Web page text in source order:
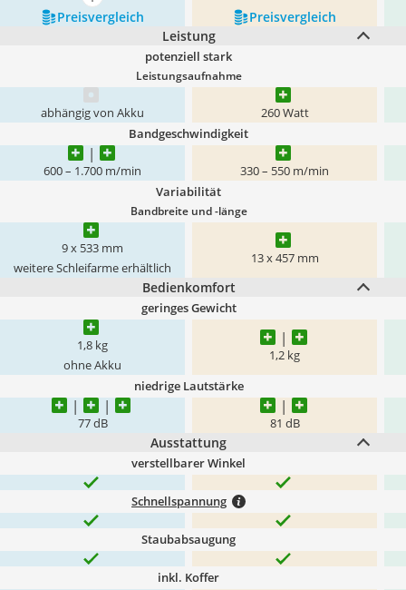
Preis­vergleich
Preis­vergleich
Leistung
potenziell stark
Leistungsaufnahme
abhängig von Akku 260 Watt
Bandgeschwindigkeit
600 – 1.700 m/min 330 – 550 m/min
Variabilität
Bandbreite und -länge
9 x 533 mm
weitere Schleifarme erhältlich
13 x 457 mm
Bedienkomfort
geringes Gewicht
1,8 kg
ohne Akku
1,2 kg
niedrige Lautstärke
77 dB 81 dB
Ausstattung
verstellbarer Winkel
Schnellspannung
Staubabsaugung
inkl. Koffer